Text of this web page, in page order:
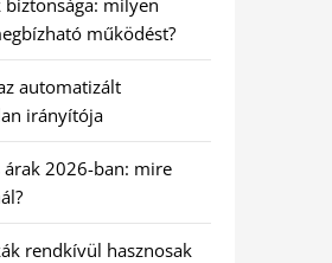
milyen
működést?
automatizált
irányítója
árak 2026-ban: mire
rendkívül hasznosak